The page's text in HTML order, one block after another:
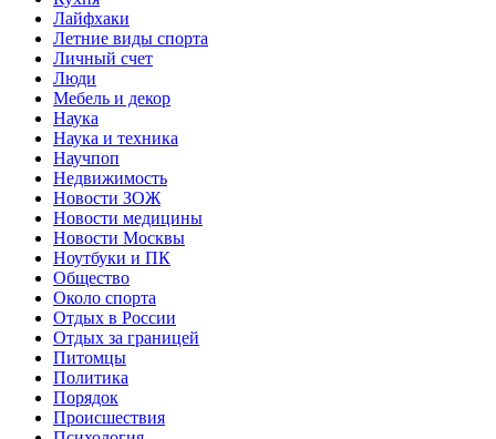
Лайфхаки
Летние виды спорта
Личный счет
Люди
Мебель и декор
Наука
Наука и техника
Научпоп
Недвижимость
Новости ЗОЖ
Новости медицины
Новости Москвы
Ноутбуки и ПК
Общество
Около спорта
Отдых в России
Отдых за границей
Питомцы
Политика
Порядок
Происшествия